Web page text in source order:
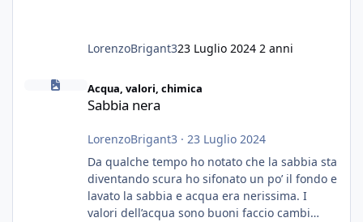
LorenzoBrigant323 Luglio 2024 2 anni
Sabbia nera
Acqua, valori, chimica
Sabbia nera
LorenzoBrigant3 · 23 Luglio 2024
Da qualche tempo ho notato che la sabbia sta
diventando scura ho sifonato un po’ il fondo e
lavato la sabbia e acqua era nerissima. I
valori dell’acqua sono buoni faccio cambi